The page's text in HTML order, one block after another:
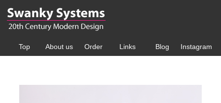
Top About us Order Links Blog Instagram